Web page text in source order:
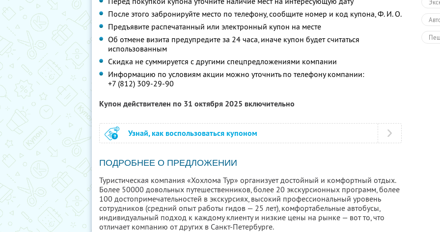
После этого забронируйте место по телефону, сообщите номер и код купона,Ф. И. О.
Предъявите распечатанный или электронный купон на месте
Об отмене визита предупредите за 24 часа, иначе купон будет считаться
использованным
Скидка не суммируется с другими спецпредложениями компании
Информацию по условиям акции можно уточнить по телефону компании:
+7 (812) 309-29-90
Купон действителен по 31 октября 2025 включительно
Узнай, как воспользоваться купоном
ПОДРОБНЕЕ О ПРЕДЛОЖЕНИИ
Туристическая компания «Хохлома Тур» организует достойный и комфортный отдых.
Более 50000 довольных путешественников, более 20 экскурсионных программ, более
100 достопримечательностей в экскурсиях, высокий профессиональный уровень
сотрудников (средний опыт работы гидов — 25 лет), комфортабельные автобусы,
индивидуальный подход к каждому клиенту и низкие цены на рынке — вот то, что
отличает компанию от других в Санкт-Петербурге.